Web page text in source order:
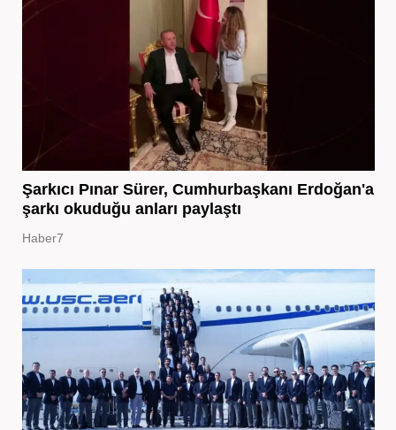
Şarkıcı Pınar Sürer, Cumhurbaşkanı Erdoğan'a
şarkı okuduğu anları paylaştı
Haber7